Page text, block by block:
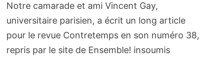
Notre camarade et ami Vincent Gay,
universitaire parisien, a écrit un long article
pour le revue Contretemps en son numéro 38,
repris par le site de Ensemble! insoumis